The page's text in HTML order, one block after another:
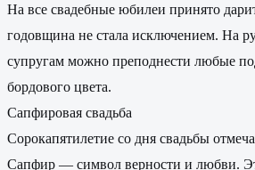
На все свадебные юбилеи принято
годовщина не стала исключением. На
супругам можно преподнести любые
бордового цвета.
Сапфировая свадьба
Сорокапятилетие со дня свадьбы
Сапфир — символ верности и любви.